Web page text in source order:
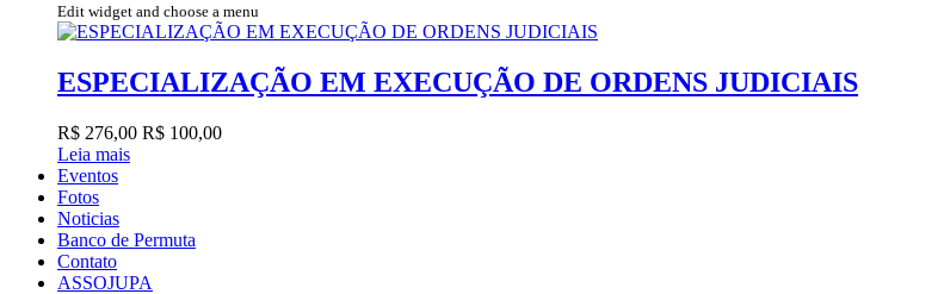
Edit widget and choose a menu
ESPECIALIZAÇÃO EM EXECUÇÃO DE ORDENS JUDICIAIS
R$ 276,00 R$ 100,00
Leia mais
Eventos
Fotos
Noticias
Banco de Permuta
Contato
ASSOJUPA